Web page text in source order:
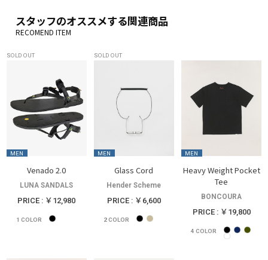
スタッフのオススメする関連商品
SOLD OUT
MEN
Venado 2.0
LUNA SANDALS
PRICE : ￥12,980
1 COLOR
SOLD OUT
MEN
Glass Cord
Hender Scheme
PRICE : ￥6,600
2COLOR
MEN
Heavy Weight Pocket
Tee
BONCOURA
PRICE : ￥19,800
4 COLOR